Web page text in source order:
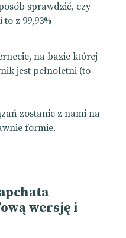
sprawdzić, czy
z 99,93%
na bazie której
jest pełnoletni (to
zostanie z nami na
formie.
wersję i